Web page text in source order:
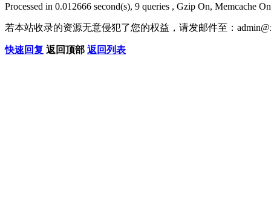
Processed in 0.012666 second(s), 9 queries , Gzip On, Memcache
若本站收录的资源无意侵犯了您的权益，请发邮件至：
快速回复 返回顶部 返回列表